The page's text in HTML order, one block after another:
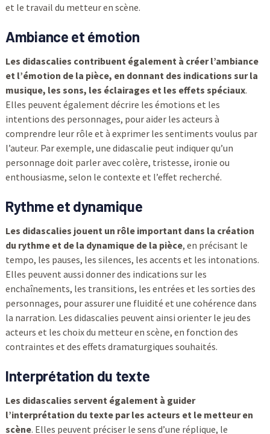
et le travail du metteur en scène.
Ambiance et émotion
Les didascalies contribuent également à créer l’ambiance
et l’émotion de la pièce, en donnant des indications sur la
musique, les sons, les éclairages et les effets spéciaux.
Elles peuvent également décrire les émotions et les
intentions des personnages, pour aider les acteurs à
comprendre leur rôle et à exprimer les sentiments voulus par
l’auteur. Par exemple, une didascalie peut indiquer qu’un
personnage doit parler avec colère, tristesse, ironie ou
enthousiasme, selon le contexte et l’effet recherché.
Rythme et dynamique
Les didascalies jouent un rôle important dans la création
du rythme et de la dynamique de la pièce, en précisant le
tempo, les pauses, les silences, les accents et les intonations.
Elles peuvent aussi donner des indications sur les
enchaînements, les transitions, les entrées et les sorties des
personnages, pour assurer une fluidité et une cohérence dans
la narration. Les didascalies peuvent ainsi orienter le jeu des
acteurs et les choix du metteur en scène, en fonction des
contraintes et des effets dramaturgiques souhaités.
Interprétation du texte
Les didascalies servent également à guider
l’interprétation du texte par les acteurs et le metteur en
scène. Elles peuvent préciser le sens d’une réplique, le